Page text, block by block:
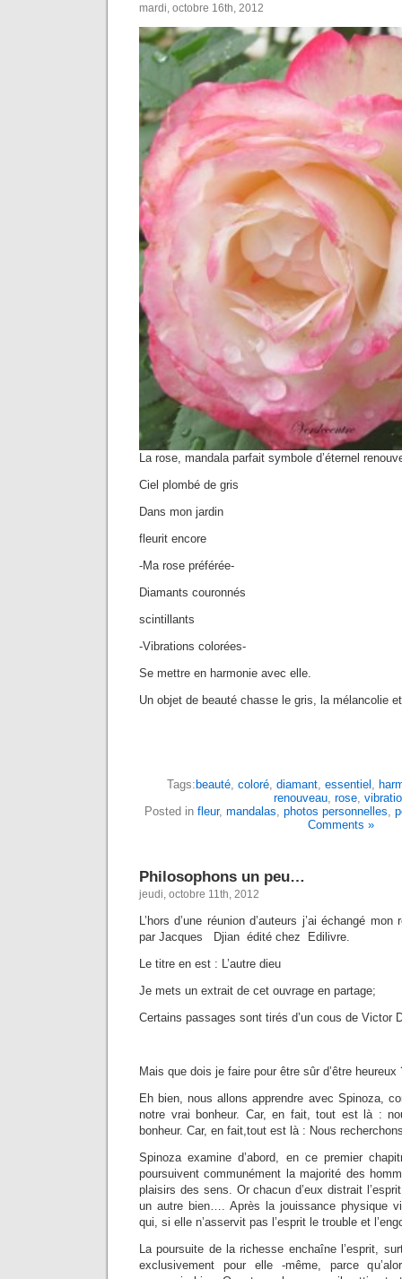
mardi, octobre 16th, 2012
La rose, mandala parfait symbole d’éternel
Ciel plombé de gris
Dans mon jardin
fleurit encore
-Ma rose préférée-
Diamants couronnés
scintillants
-Vibrations colorées-
Se mettre en harmonie avec elle.
Un objet de beauté chasse le gris, la mélancolie
Tags: beauté, coloré, diamant, essentiel ,
renouveau, rose,
Posted in fleur, mandalas, photos personnelles,
Comments »
Philosophons un peu…
jeudi, octobre 11th, 2012
L’hors d’une réunion d’auteurs j’ai échangé
par Jacques Djian édité chez Edilivre.
Le titre en est : L’autre dieu
Je mets un extrait de cet ouvrage en partage;
Certains passages sont tirés d’un cous de Victor
Mais que dois je faire pour être sûr d’être heureux
Eh bien, nous allons apprendre avec Spinoza,
notre vrai bonheur. Car, en fait, tout est là :
bonheur. Car, en fait,tout est là : Nous
Spinoza examine d’abord, en ce premier
poursuivent communément la majorité des
plaisirs des sens. Or chacun d’eux distrait
un autre bien…. Après la jouissance physique
qui, si elle n’asservit pas l’esprit le trouble et
La poursuite de la richesse enchaîne l’esprit,
exclusivement pour elle -même, parce